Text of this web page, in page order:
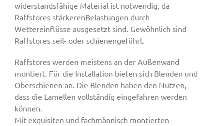
Tore
Smart Home
Team
Jobs
widerstandsfähige Material ist notwendig, da
Raffstores stärkerenBelastungen durch
Wettereinflüsse ausgesetzt sind. Gewöhnlich sind
Raffstores seil- oder schienengeführt.
Raffstores werden meistens an der Außenwand
montiert. Für die Installation bieten sich Blenden und
Oberschienen an. Die Blenden haben den Nutzen,
dass die Lamellen vollständig eingefahren werden
können.
Mit exquisiten und fachmännisch montierten